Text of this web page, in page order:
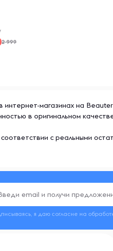
2 999
магазинах на
в оригинальном
с реальными
я даю согласие на